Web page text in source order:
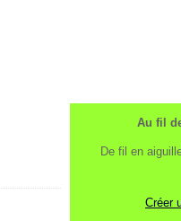
Au fil
De fil en
Créer